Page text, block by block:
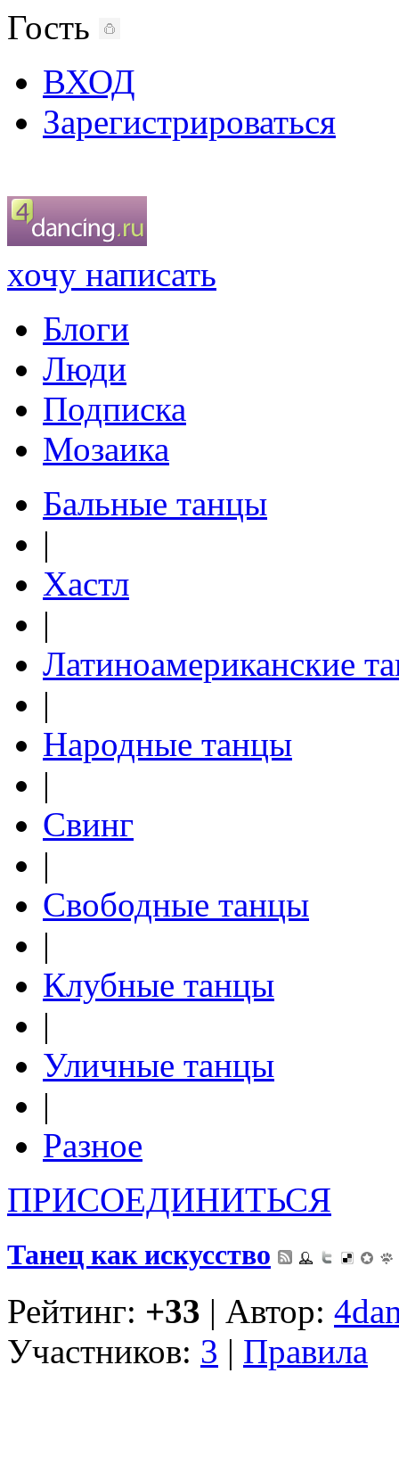
Гость
ВХОД
Зарегистрироваться
хочу написать
Блоги
Люди
Подписка
Мозаика
Бальные танцы
|
Хастл
|
Латиноамериканские
|
Народные танцы
|
Свинг
|
Свободные танцы
|
Клубные танцы
|
Уличные танцы
|
Разное
ПРИСОЕДИНИТЬСЯ
Танец как искусство
Рейтинг: +33 | Автор:
Участников: 3 | Правила